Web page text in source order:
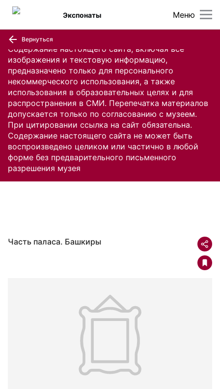
Содержание настоящего сайта, включая все
изображения и текстовую информацию,
предназначено только для персонального
некоммерческого использования, а также
использования в образовательных целях и для
распространения в СМИ. Перепечатка материалов
допускается только по согласованию с музеем.
При цитировании ссылка на сайт обязательна.
Содержание настоящего сайта не может быть
воспроизведено целиком или частично в любой
форме без предварительного письменного
разрешения музея
Меню
Экспонаты
Вернуться
Часть паласа. Башкиры